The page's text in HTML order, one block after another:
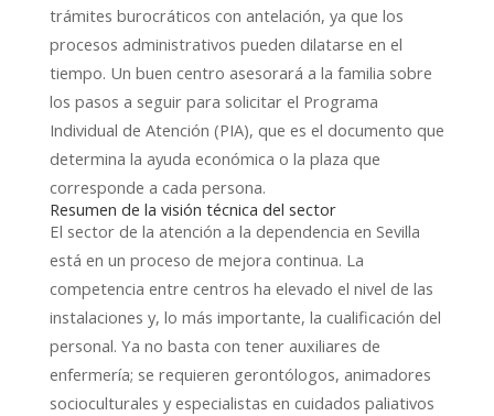
trámites burocráticos con antelación, ya que los
procesos administrativos pueden dilatarse en el
tiempo. Un buen centro asesorará a la familia sobre
los pasos a seguir para solicitar el Programa
Individual de Atención (PIA), que es el documento que
determina la ayuda económica o la plaza que
corresponde a cada persona.
Resumen de la visión técnica del sector
El sector de la atención a la dependencia en Sevilla
está en un proceso de mejora continua. La
competencia entre centros ha elevado el nivel de las
instalaciones y, lo más importante, la cualificación del
personal. Ya no basta con tener auxiliares de
enfermería; se requieren gerontólogos, animadores
socioculturales y especialistas en cuidados paliativos